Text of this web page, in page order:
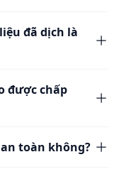
đã dịch là
được chấp
toàn không?